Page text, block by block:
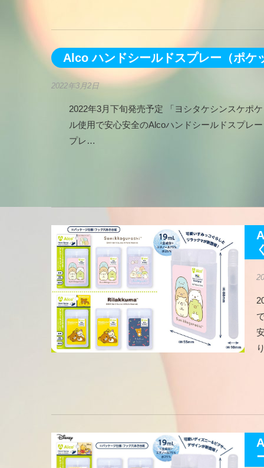
Alco ハンドシールドスプレー（ポケ
2022年3月2日
2022年3月下旬発売予定 「ヨシタケシンスケポ
ル使用で安心安全のAlcoハンドシールドスプレ
プレ…